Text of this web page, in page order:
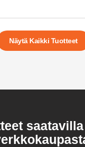
Näytä Kaikki Tuotteet